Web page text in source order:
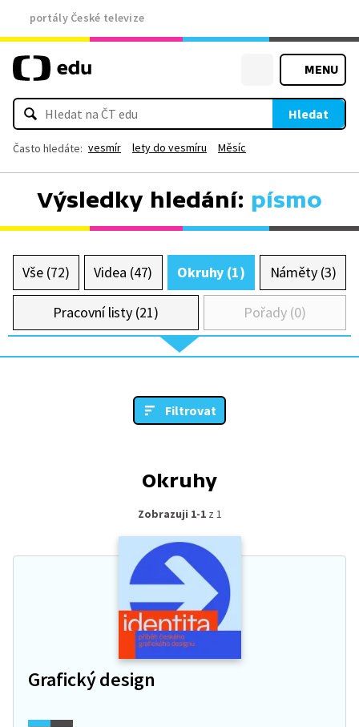
portály České televize
MENU
Hledat
Často hledáte: vesmír lety do vesmíru Měsíc
Výsledky hledání: písmo
Vše (72) Videa (47) Okruhy (1) Náměty (3)
Pracovní listy (21) Pořady (0)
Filtrovat
Okruhy
Zobrazuji 1-1z 1
Grafický design